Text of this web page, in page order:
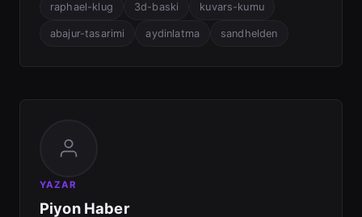
raphael-klug 3d-baski kuvars-kumu
abajur-tasarimi aydinlatma sandhelden
YAZAR
Piyon Haber